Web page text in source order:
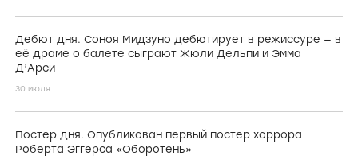
Дебют дня. Соноя Мидзуно дебютирует в режиссуре — в
её драме о балете сыграют Жюли Дельпи и Эмма
Д’Арси
30 июля
Постер дня. Опубликован первый постер хоррора
Роберта Эггерса «Оборотень»